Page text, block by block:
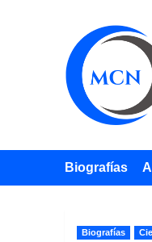
Biografías
Biografías